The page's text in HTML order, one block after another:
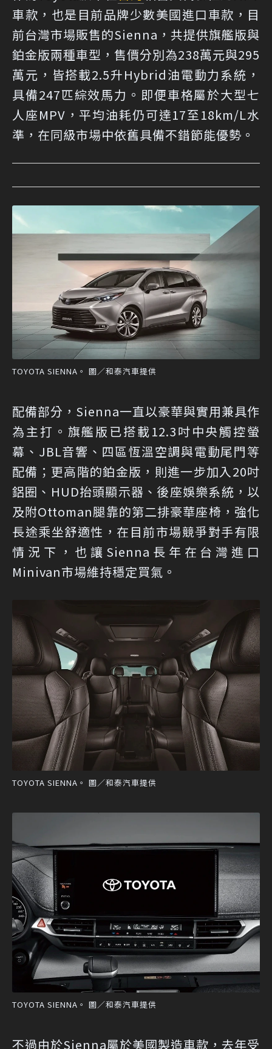
車款，也是目前品牌少數美國進口車款，目
前台灣市場販售的Sienna，共提供旗艦版與
鉑金版兩種車型，售價分別為238萬元與295
萬元，皆搭載2.5升Hybrid油電動力系統，
具備247匹綜效馬力。即便車格屬於大型七
人座MPV，平均油耗仍可達17至18km/L水
準，在同級市場中依舊具備不錯節能優勢。
TOYOTA SIENNA。 圖／和泰汽車提供
配備部分，Sienna一直以豪華與實用兼具作
為主打。旗艦版已搭載12.3吋中央觸控螢
幕、JBL音響、四區恆溫空調與電動尾門等
配備；更高階的鉑金版，則進一步加入20吋
鋁圈、HUD抬頭顯示器、後座娛樂系統，以
及附Ottoman腿靠的第二排豪華座椅，強化
長途乘坐舒適性，在目前市場競爭對手有限
情況下，也讓Sienna長年在台灣進口
Minivan市場維持穩定買氣。
TOYOTA SIENNA。 圖／和泰汽車提供
TOYOTA SIENNA。 圖／和泰汽車提供
不過由於Sienna屬於美國製造車款，去年受